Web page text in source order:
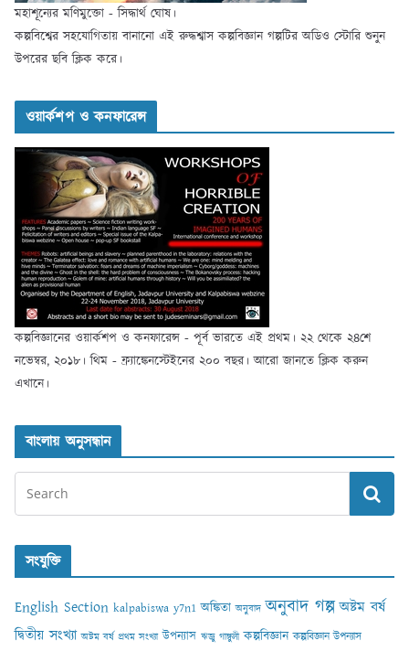
মহাশূন্যের মণিমুক্তো - সিদ্ধার্থ ঘোষ।
কল্পবিশ্বের সহযোগিতায় বানানো এই রুদ্ধশ্বাস কল্পবিজ্ঞান গল্পটির অডিও স্টোরি শুনুন
উপরের ছবি ক্লিক করে।
ওয়ার্কশপ ও কনফারেন্স
কল্পবিজ্ঞানের ওয়ার্কশপ ও কনফারেন্স - পূর্ব ভারতে এই প্রথম। ২২ থেকে ২৪শে
নভেম্বর, ২০১৮। থিম - ফ্র্যাঙ্কেনস্টেইনের ২০০ বছর। আরো জানতে ক্লিক করুন
এখানে।
বাংলায় অনুসন্ধান
সংযুক্তি
English Section kalpabiswa y7n1 অঙ্কিতা অনুবাদ অনুবাদ গল্প অষ্টম বর্ষ
দ্বিতীয় সংখ্যা অষ্টম বর্ষ প্রথম সংখ্যা উপন্যাস ঋজু গাঙ্গুলী কল্পবিজ্ঞান কল্পবিজ্ঞান উপন্যাস